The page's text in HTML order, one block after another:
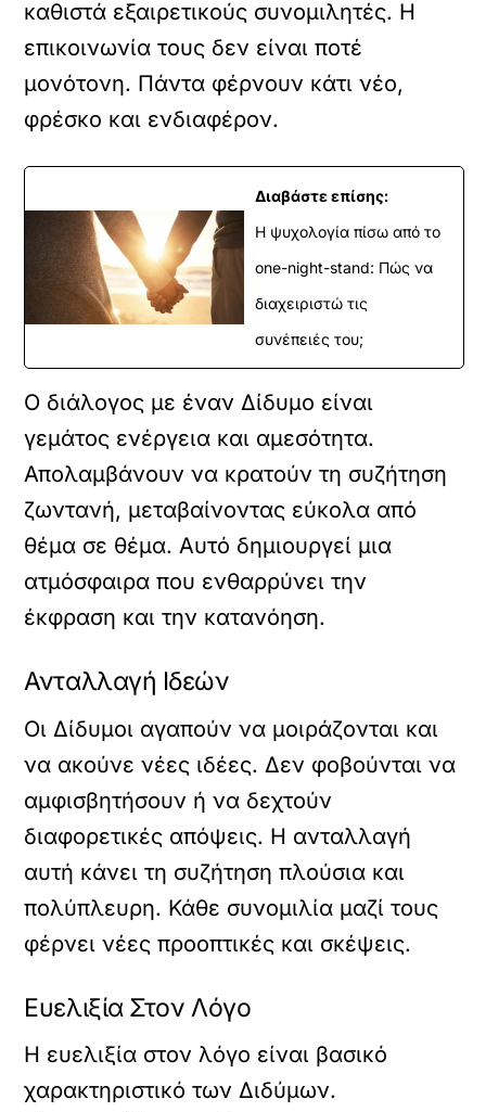
καθιστά εξαιρετικούς συνομιλητές. Η
επικοινωνία τους δεν είναι ποτέ
μονότονη. Πάντα φέρνουν κάτι νέο,
φρέσκο και ενδιαφέρον.
Διαβάστε επίσης:
Η ψυχολογία πίσω από το
one-night-stand: Πώς να
διαχειριστώ τις
συνέπειές του;
Ο διάλογος με έναν Δίδυμο είναι
γεμάτος ενέργεια και αμεσότητα.
Απολαμβάνουν να κρατούν τη συζήτηση
ζωντανή, μεταβαίνοντας εύκολα από
θέμα σε θέμα. Αυτό δημιουργεί μια
ατμόσφαιρα που ενθαρρύνει την
έκφραση και την κατανόηση.
Ανταλλαγή Ιδεών
Οι Δίδυμοι αγαπούν να μοιράζονται και
να ακούνε νέες ιδέες. Δεν φοβούνται να
αμφισβητήσουν ή να δεχτούν
διαφορετικές απόψεις. Η ανταλλαγή
αυτή κάνει τη συζήτηση πλούσια και
πολύπλευρη. Κάθε συνομιλία μαζί τους
φέρνει νέες προοπτικές και σκέψεις.
Ευελιξία Στον Λόγο
Η ευελιξία στον λόγο είναι βασικό
χαρακτηριστικό των Διδύμων.